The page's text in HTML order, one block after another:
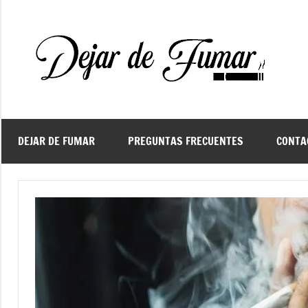
contenido
de
DEJAR DE FUMAR PREGUNTAS FRECUENTES